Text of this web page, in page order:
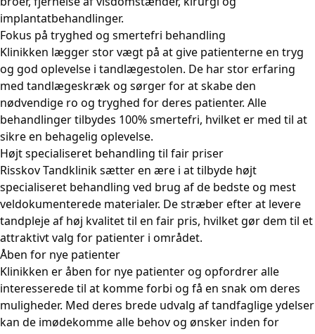
implantatbehandlinger.
Fokus på tryghed og smertefri behandling
Klinikken lægger stor vægt på at give patienterne en tryg
og god oplevelse i tandlægestolen. De har stor erfaring
med tandlægeskræk og sørger for at skabe den
nødvendige ro og tryghed for deres patienter. Alle
behandlinger tilbydes 100% smertefri, hvilket er med til at
sikre en behagelig oplevelse.
Højt specialiseret behandling til fair priser
Risskov Tandklinik sætter en ære i at tilbyde højt
specialiseret behandling ved brug af de bedste og mest
veldokumenterede materialer. De stræber efter at levere
tandpleje af høj kvalitet til en fair pris, hvilket gør dem til et
attraktivt valg for patienter i området.
Åben for nye patienter
Klinikken er åben for nye patienter og opfordrer alle
interesserede til at komme forbi og få en snak om deres
muligheder. Med deres brede udvalg af tandfaglige ydelser
kan de imødekomme alle behov og ønsker inden for